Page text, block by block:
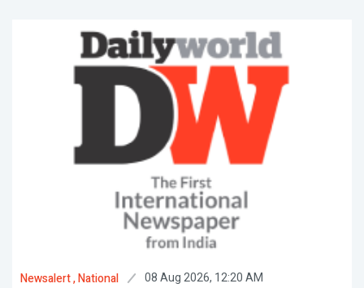
Newsalert, National 08 Aug 2026, 12:20 AM